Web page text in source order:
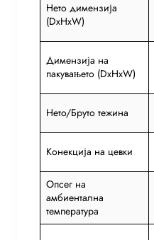
Нето димензија
(DxHxW)
Димензија на
пакувањето (DxHxW)
Нето/Бруто тежина
Конекција на цевки
Опсег на
амбиентална
температура